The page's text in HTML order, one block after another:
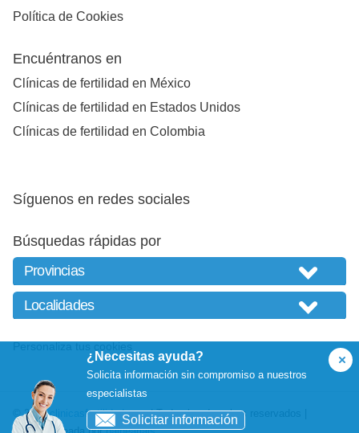
¿Necesitas ayuda?
Solicita información sin compromiso a nuestros
especialistas
Solicitar información
Política de Cookies
Encuéntranos en
Clínicas de fertilidad en México
Clínicas de fertilidad en Estados Unidos
Clínicas de fertilidad en Colombia
Síguenos en redes sociales
Búsquedas rápidas por
© 2026clinicasfertilidad.com| Todos los derechos reservados |